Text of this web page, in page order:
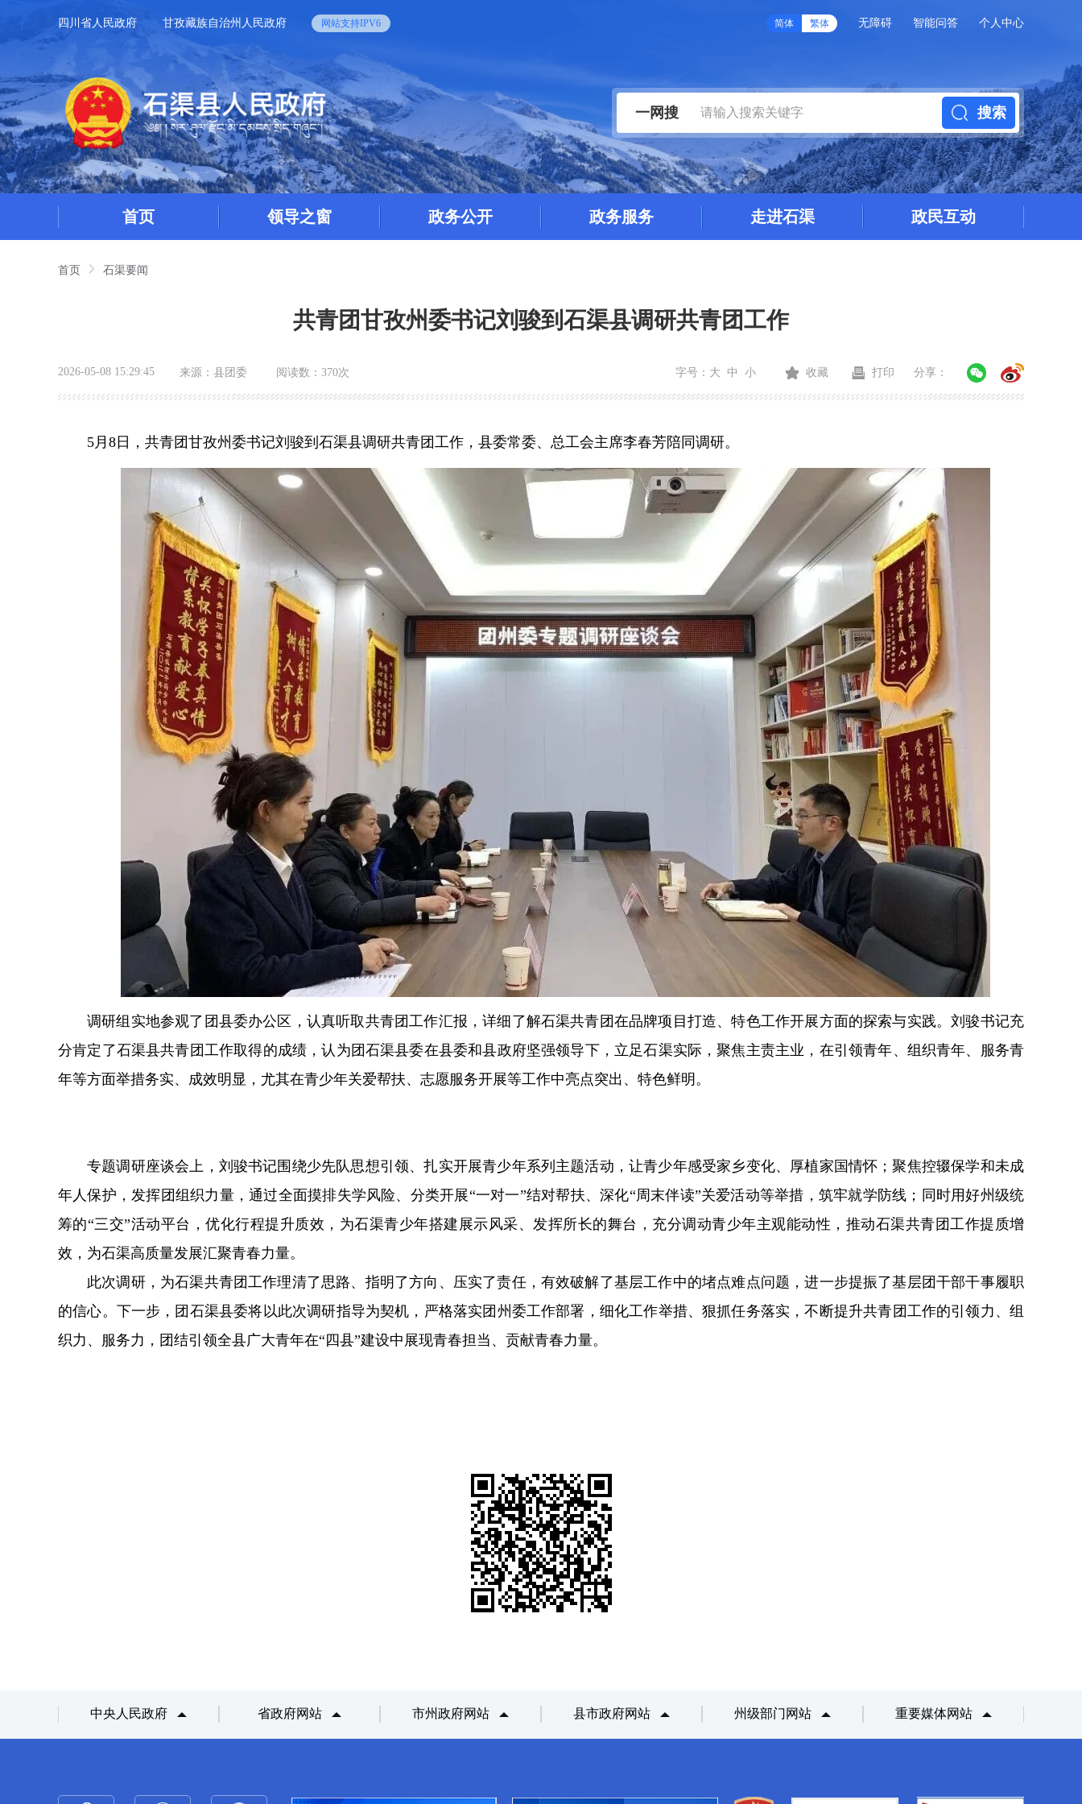
四川省人民政府 甘孜藏族自治州人民政府 网站支持IPV6 简体 繁体 无障碍 智能问答 个人中心
一网搜 搜索
首页 领导之窗 政务公开 政务服务 走进石渠 政民互动
首页 石渠要闻
共青团甘孜州委书记刘骏到石渠县调研共青团工作
2026-05-08 15:29:45 来源： 县团委 阅读数： 370次 字号： 大 中 小 收藏 打印 分享：
5月8日，共青团甘孜州委书记刘骏到石渠县调研共青团工作，县委常委、总工会主席李春芳陪同调研。
调研组实地参观了团县委办公区，认真听取共青团工作汇报，详细了解石渠共青团在品牌项目打造、特色工作开展方面的探索与实践。刘骏书记充
分肯定了石渠县共青团工作取得的成绩，认为团石渠县委在县委和县政府坚强领导下，立足石渠实际，聚焦主责主业，在引领青年、组织青年、服务青
年等方面举措务实、成效明显，尤其在青少年关爱帮扶、志愿服务开展等工作中亮点突出、特色鲜明。
专题调研座谈会上，刘骏书记围绕少先队思想引领、扎实开展青少年系列主题活动，让青少年感受家乡变化、厚植家国情怀；聚焦控辍保学和未成
年人保护，发挥团组织力量，通过全面摸排失学风险、分类开展“一对一”结对帮扶、深化“周末伴读”关爱活动等举措，筑牢就学防线；同时用好州级统
筹的“三交”活动平台，优化行程提升质效，为石渠青少年搭建展示风采、发挥所长的舞台，充分调动青少年主观能动性，推动石渠共青团工作提质增
效，为石渠高质量发展汇聚青春力量。
此次调研，为石渠共青团工作理清了思路、指明了方向、压实了责任，有效破解了基层工作中的堵点难点问题，进一步提振了基层团干部干事履职
的信心。下一步，团石渠县委将以此次调研指导为契机，严格落实团州委工作部署，细化工作举措、狠抓任务落实，不断提升共青团工作的引领力、组
织力、服务力，团结引领全县广大青年在“四县”建设中展现青春担当、贡献青春力量。
中央人民政府 省政府网站 市州政府网站 县市政府网站 州级部门网站 重要媒体网站